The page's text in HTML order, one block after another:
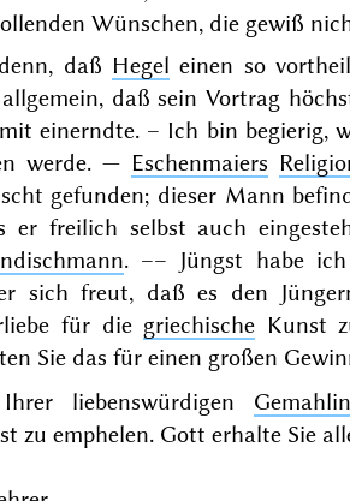
Wünschen, die gewiß
daß Hegel einen so
daß sein Vortrag
einerndte. – Ich bin begierig,
werde. — Eschenmaiers
gefunden; dieser Mann
er freilich selbst auch
. –– Jüngst habe
sich freut, daß es den
für die griechische Kunst
Sie das für einen großen
liebenswürdigen Gemahlin
zu emphelen. Gott erhalte Sie